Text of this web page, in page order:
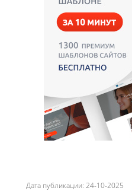
Дата публикации: 24-10-2025